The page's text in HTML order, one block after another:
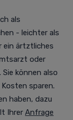
als
- leichter als
ein ärtztliches
oder
können also
sparen.
haben, dazu
Ihrer Anfrage